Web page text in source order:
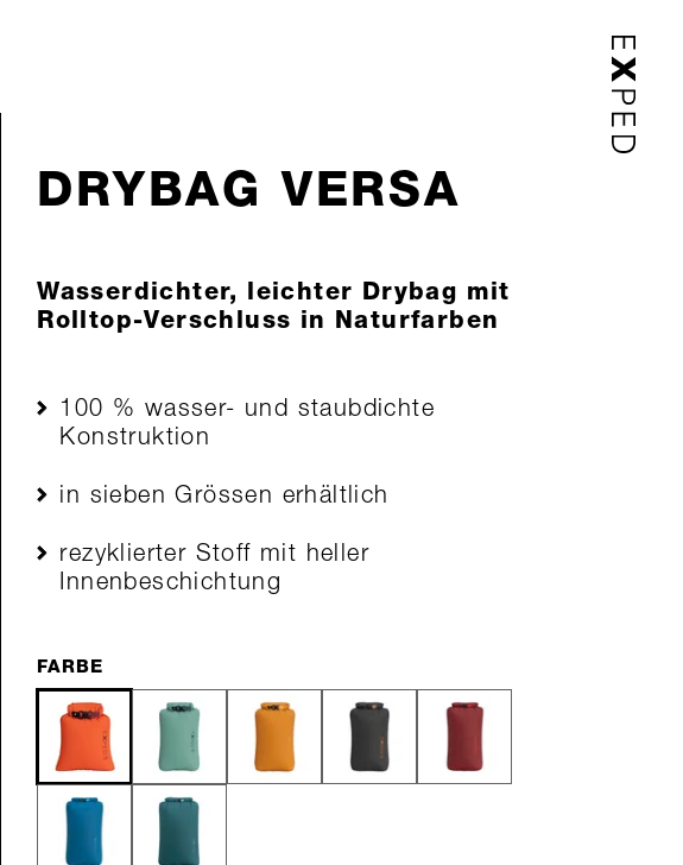
DRYBAG VERSA
Wasserdichter, leichter Drybag mit
Rolltop-Verschluss in Naturfarben
100 % wasser- und staubdichte
Konstruktion
in sieben Grössen erhältlich
rezyklierter Stoff mit heller
Innenbeschichtung
FARBE